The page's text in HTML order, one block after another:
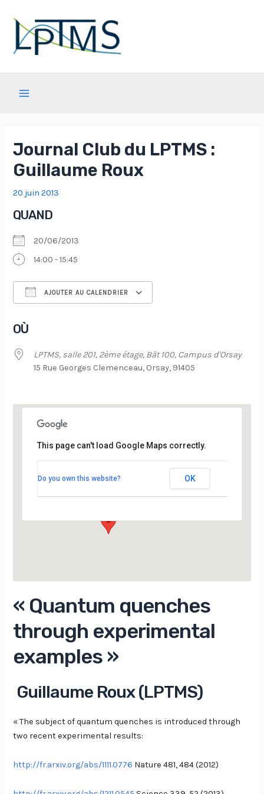
contenu
Journal Club du LPTMS :
Guillaume Roux
20 juin 2013
QUAND
20/06/2013
14:00 - 15:45
AJOUTER AU CALENDRIER
OÙ
LPTMS, salle 201, 2ème étage, Bât 100, Campus d'Orsay
15 Rue Georges Clemenceau, Orsay, 91405
Campus d’Orsay
15 Rue Georges Clemenceau - Orsay
This page can't load Google Maps correctly.
Do you own this website? OK
« Quantum quenches
through experimental
examples »
Guillaume Roux (LPTMS)
« The subject of quantum quenches is introduced through
two recent experimental results:
http://fr.arxiv.org/abs/1111.0776 Nature 481, 484 (2012)